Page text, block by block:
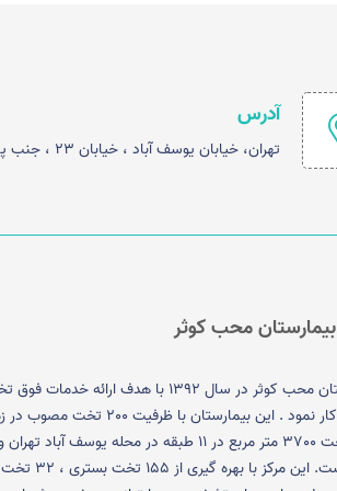
آدرس
تهران، خیابان یوسف آباد ، خیابان 23 ، جنب پارک شفق
بیمارستان محب کوثر
بیمارستان محب کوثر در سال 1392 با هدف ارائه
آغاز به کار نمود . این بیمارستان با ظرفیت 200
به وسعت 3700 متر مربع در 11 طبقه در محله یوسف آباد
شده است. این مرکز با